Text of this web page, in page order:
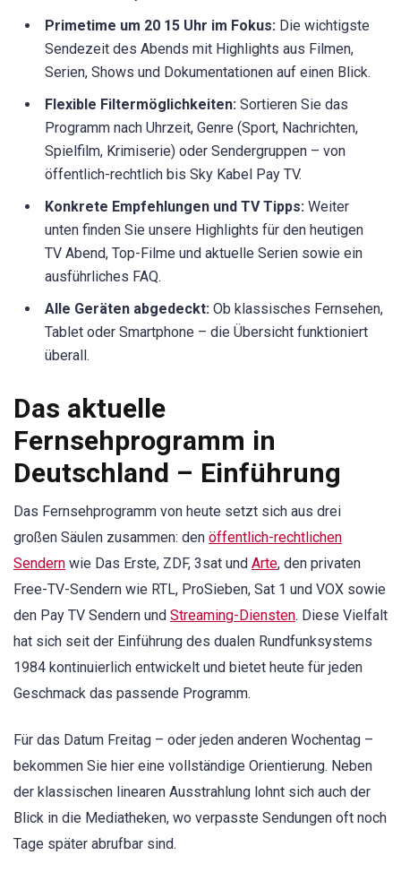
Primetime um 20 15 Uhr im Fokus: Die wichtigste
Sendezeit des Abends mit Highlights aus Filmen,
Serien, Shows und Dokumentationen auf einen Blick.
Flexible Filtermöglichkeiten: Sortieren Sie das
Programm nach Uhrzeit, Genre (Sport, Nachrichten,
Spielfilm, Krimiserie) oder Sendergruppen – von
öffentlich-rechtlich bis Sky Kabel Pay TV.
Konkrete Empfehlungen und TV Tipps: Weiter
unten finden Sie unsere Highlights für den heutigen
TV Abend, Top-Filme und aktuelle Serien sowie ein
ausführliches FAQ.
Alle Geräten abgedeckt: Ob klassisches Fernsehen,
Tablet oder Smartphone – die Übersicht funktioniert
überall.
Das aktuelle
Fernsehprogramm in
Deutschland – Einführung
Das Fernsehprogramm von heute setzt sich aus drei
großen Säulen zusammen: den öffentlich-rechtlichen
Sendern wie Das Erste, ZDF, 3sat und Arte, den privaten
Free-TV-Sendern wie RTL, ProSieben, Sat 1 und VOX sowie
den Pay TV Sendern und Streaming-Diensten. Diese Vielfalt
hat sich seit der Einführung des dualen Rundfunksystems
1984 kontinuierlich entwickelt und bietet heute für jeden
Geschmack das passende Programm.
Für das Datum Freitag – oder jeden anderen Wochentag –
bekommen Sie hier eine vollständige Orientierung. Neben
der klassischen linearen Ausstrahlung lohnt sich auch der
Blick in die Mediatheken, wo verpasste Sendungen oft noch
Tage später abrufbar sind.